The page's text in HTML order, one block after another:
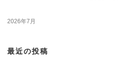
2026年7月
最近の投稿